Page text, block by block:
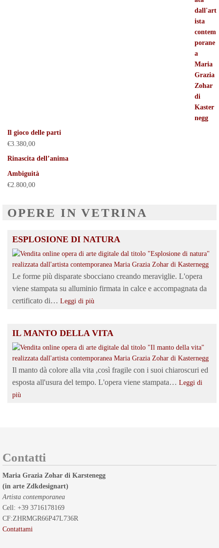
Il gioco delle parti
€3.380,00
Rinascita dell’anima
Ambiguità
€2.800,00
OPERE IN VETRINA
ESPLOSIONE DI NATURA
Le forme più disparate sbocciano creando meraviglie. L'opera
viene stampata su alluminio firmata in calce e accompagnata da
certificato di… Leggi di più
IL MANTO DELLA VITA
Il manto dà colore alla vita ,così fragile con i suoi chiaroscuri ed
esposta all'usura del tempo. L'opera viene stampata… Leggi di
più
Contatti
Maria Grazia Zohar di Karstenegg
(in arte Zdkdesignart)
Artista contemporanea
Cell: +39 3716178169
CF:ZHRMGR66P47L736R
Contattami